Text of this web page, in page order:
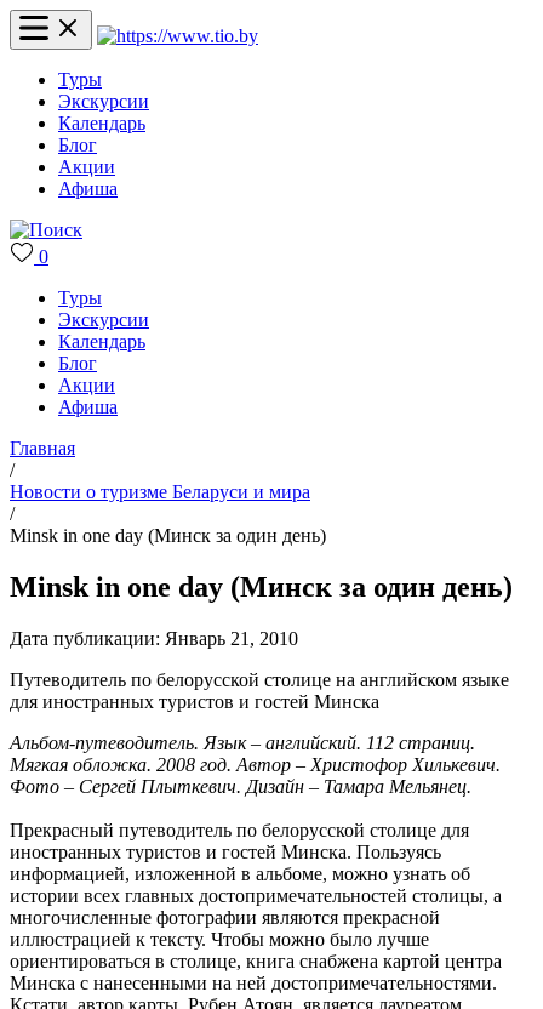
Туры
Экскурсии
Календарь
Блог
Акции
Афиша
0
Туры
Экскурсии
Календарь
Блог
Акции
Афиша
Главная
/
Новости о туризме Беларуси и мира
/
Minsk in one day (Минск за один день)
Minsk in one day (Минск за один день)
Дата публикации: Январь 21, 2010
Путеводитель по белорусской столице на английском языке
для иностранных туристов и гостей Минска
Альбом-путеводитель. Язык – английский. 112 страниц.
Мягкая обложка. 2008 год. Автор – Христофор Хилькевич.
Фото – Сергей Плыткевич. Дизайн – Тамара Мельянец.
Прекрасный путеводитель по белорусской столице для
иностранных туристов и гостей Минска. Пользуясь
информацией, изложенной в альбоме, можно узнать об
истории всех главных достопримечательностей столицы, а
многочисленные фотографии являются прекрасной
иллюстрацией к тексту. Чтобы можно было лучше
ориентироваться в столице, книга снабжена картой центра
Минска с нанесенными на ней достопримечательностями.
Кстати, автор карты, Рубен Атоян, является лауреатом